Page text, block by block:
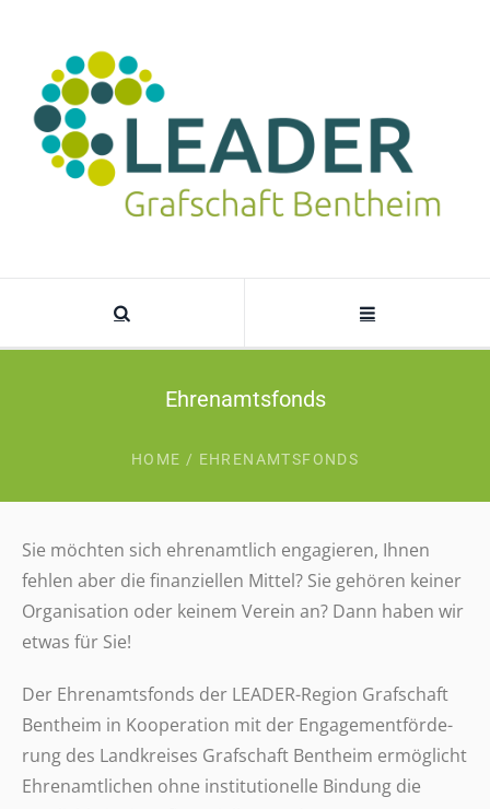
Ehrenamtsfonds
HOME / EHRENAMTSFONDS
Sie möchten sich ehren­amt­lich enga­gie­ren, Ihnen
fehlen aber die finan­zi­el­len Mittel? Sie gehören keiner
Orga­ni­sa­tion oder keinem Verein an? Dann haben wir
etwas für Sie!
Der Ehren­amts­fonds der LEADER-Region Graf­schaft
Bent­heim in Koope­ra­tion mit der Enga­ge­ment­för­de­
rung des Land­krei­ses Graf­schaft Bent­heim ermög­licht
Ehren­amt­li­chen ohne insti­tu­tio­nelle Bindung die